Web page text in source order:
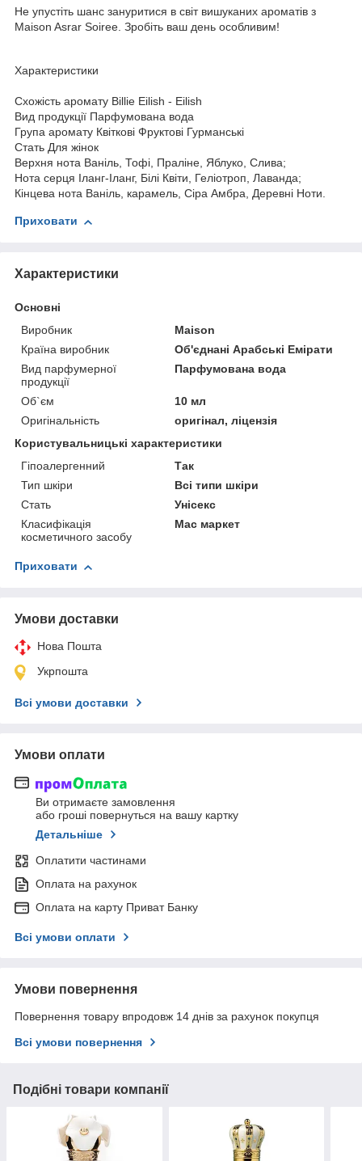
Не упустіть шанс зануритися в світ вишуканих ароматів з
Maison Asrar Soiree. Зробіть ваш день особливим!
Характеристики
Схожість аромату Billie Eilish - Eilish
Вид продукції Парфумована вода
Група аромату Квіткові Фруктові Гурманські
Стать Для жінок
Верхня нота Ваніль, Тофі, Праліне, Яблуко, Слива;
Нота серця Іланг-Іланг, Білі Квіти, Геліотроп, Лаванда;
Кінцева нота Ваніль, карамель, Сіра Амбра, Деревні Ноти.
Приховати
Характеристики
Основні
Виробник
Maison
Країна виробник
Об'єднані Арабські Емірати
Вид парфумерної
продукції
Парфумована вода
Об`єм
10 мл
Оригінальність
оригінал, ліцензія
Користувальницькі характеристики
Гіпоалергенний
Так
Тип шкіри
Всі типи шкіри
Стать
Унісекс
Класифікація
косметичного засобу
Мас маркет
Приховати
Умови доставки
Нова Пошта
Укрпошта
Всі умови доставки
Умови оплати
Ви отримаєте замовлення
або гроші повернуться на вашу картку
Детальніше
Оплатити частинами
Оплата на рахунок
Оплата на карту Приват Банку
Всі умови оплати
Умови повернення
Повернення товару впродовж 14 днів за рахунок покупця
Всі умови повернення
Подібні товари компанії